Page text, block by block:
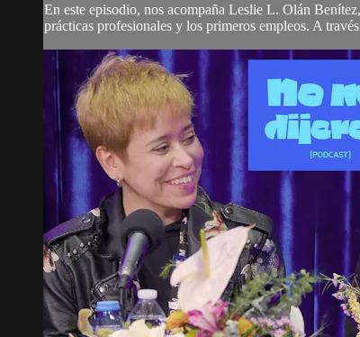
En este episodio, nos acompaña Leslie L. Olán
prácticas profesionales y los primeros empleos. A